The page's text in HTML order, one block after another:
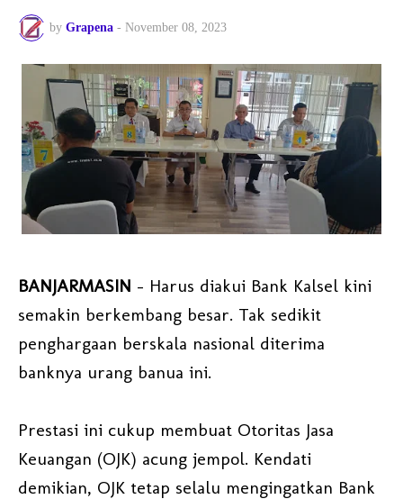
by Grapena - November 08, 2023
BANJARMASIN – Harus diakui Bank Kalsel kini
semakin berkembang besar. Tak sedikit
penghargaan berskala nasional diterima
banknya urang banua ini.
Prestasi ini cukup membuat Otoritas Jasa
Keuangan (OJK) acung jempol. Kendati
demikian, OJK tetap selalu mengingatkan Bank